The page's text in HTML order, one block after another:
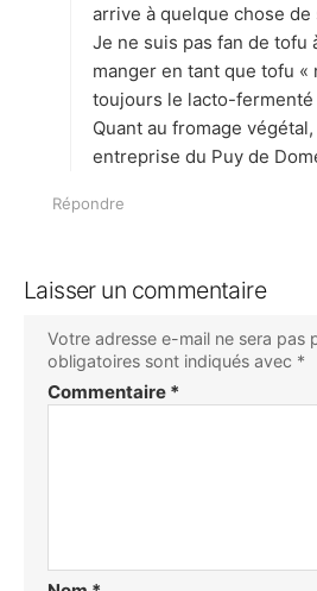
arrive à quelque chose de
Je ne suis pas fan de tofu
manger en tant que tofu «
toujours le lacto-fermenté
Quant au fromage
entreprise du Puy de
Répondre
Laisser un commentaire
Votre adresse e-mail ne sera pas
obligatoires sont indiqués avec *
Commentaire *